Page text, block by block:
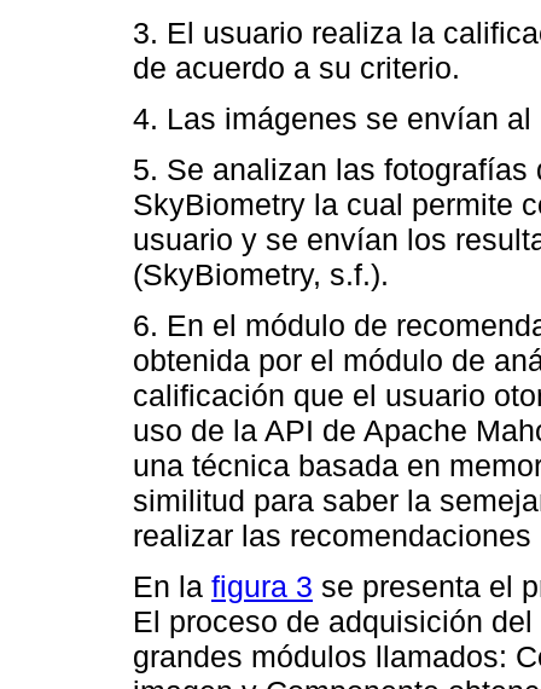
3. El usuario realiza la
de acuerdo a su criterio.
4. Las imágenes se envían
5. Se analizan las
SkyBiometry la cual permite
usuario y se envían los
(SkyBiometry, s.f.).
6. En el módulo de
obtenida por el módulo de
calificación que el usuario
uso de la API de Apache
una técnica basada en
similitud para saber la
realizar las
En la figura 3 se presenta el
El proceso de adquisición
grandes módulos llamados: